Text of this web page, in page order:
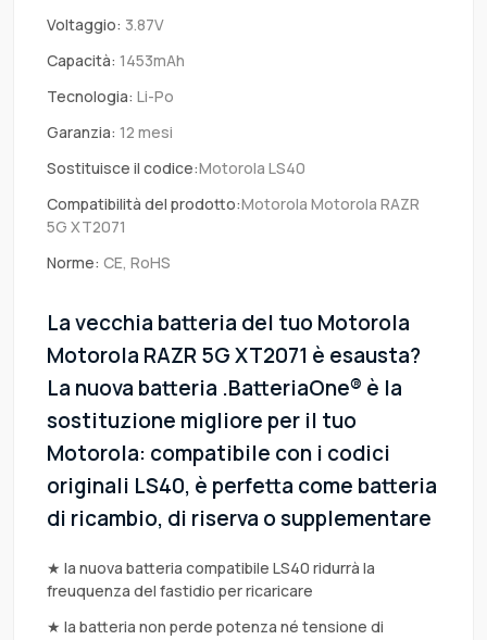
Voltaggio: 3.87V
Capacità: 1453mAh
Tecnologia: Li-Po
Garanzia: 12 mesi
Sostituisce il codice:Motorola LS40
Compatibilità del prodotto:Motorola Motorola RAZR
5G XT2071
Norme: CE, RoHS
La vecchia batteria del tuo Motorola
Motorola RAZR 5G XT2071 è esausta?
La nuova batteria .BatteriaOne® è la
sostituzione migliore per il tuo
Motorola: compatibile con i codici
originali LS40, è perfetta come batteria
di ricambio, di riserva o supplementare
★ la nuova batteria compatibile LS40 ridurrà la
freuquenza del fastidio per ricaricare
★ la batteria non perde potenza né tensione di